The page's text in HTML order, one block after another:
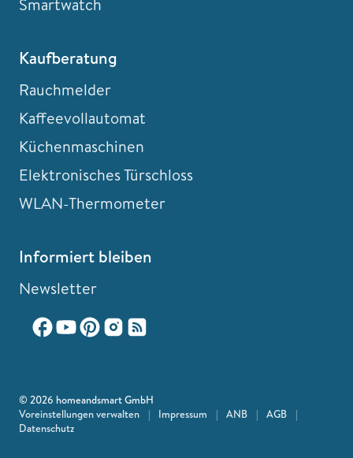
Smartwatch
Kaufberatung
Rauchmelder
Kaffeevollautomat
Küchenmaschinen
Elektronisches Türschloss
WLAN-Thermometer
Informiert bleiben
Newsletter
© 2026 homeandsmart GmbH
Voreinstellungen verwalten
| Impressum | ANB | AGB
|
Datenschutz